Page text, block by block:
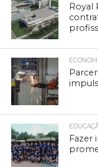
Royal
Fazer